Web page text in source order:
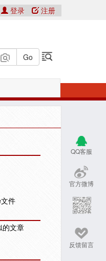
登录 注册
QQ客服
官方微博
反馈留言
件
的文章